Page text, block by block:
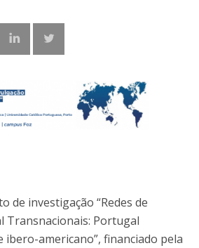
de investigação “Redes de
Transnacionais: Portugal
americano”, financiado pela